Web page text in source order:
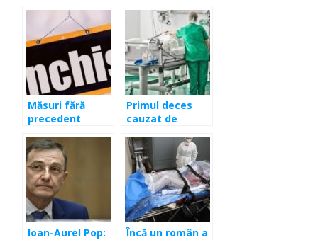
Măsuri fără
precedent
coronavirusului.
Se închid
restaurantele,
se suspendă
toate zborurile
spre Spania,
românii să nu
Primul deces
cauzat de
România!
Ioan-Aurel Pop:
Încă un român a